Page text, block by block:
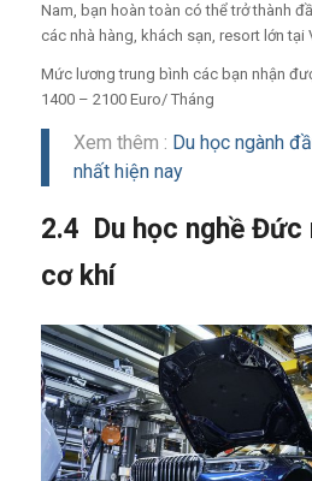
Nam, bạn hoàn toàn có thể trở thành
các nhà hàng, khách sạn, resort lớn tại
Mức lương trung bình các bạn nhận
1400 – 2100 Euro/ Tháng
Xem thêm : Du học ngành
nhất hiện nay
2.4 Du học nghề Đức
cơ khí